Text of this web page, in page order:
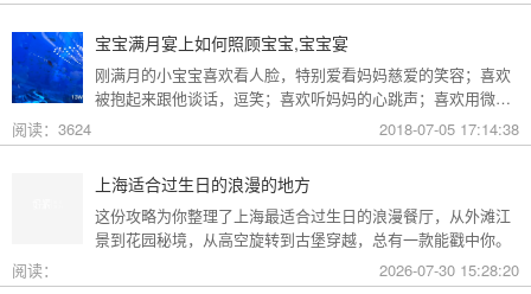
宝宝满月宴上如何照顾宝宝,宝宝宴
刚满月的小宝宝喜欢看人脸，特别爱看妈妈慈爱的笑容；喜欢
被抱起来跟他谈话，逗笑；喜欢听妈妈的心跳声；喜欢用微
笑、皱鼻、伸舌或挣扎表示欢迎、讨厌和拒绝；当在光线微暗
的房间里竖直抱起来，小宝宝会睁开眼睛看。下面是好派满月
阅读：3624 2018-07-05 17:14:38
上海适合过生日的浪漫的地方
这份攻略为你整理了上海最适合过生日的浪漫餐厅，从外滩江
景到花园秘境，从高空旋转到古堡穿越，总有一款能戳中你。
阅读：
2026-07-30 15:28:20